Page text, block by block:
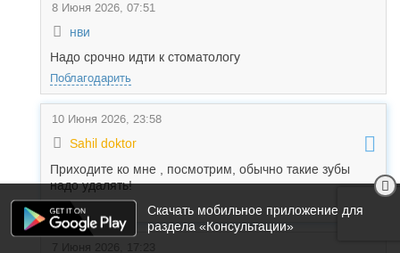
8 Июня 2026, 07:51
нви
Надо срочно идти к стоматологу
Поблагодарить
10 Июня 2026, 23:58
Sahil doktor
Приходите ко мне , посмотрим, обычно такие зубы
надо удалять!
Поблагодарить
Скачать мобильное приложение для
раздела «Консультации»